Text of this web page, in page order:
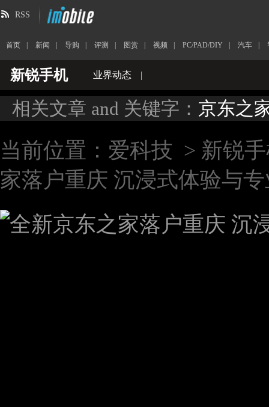
RSS
首页 新闻 导购 评测 图赏 视频 PC/PAD/DIY 汽车
新锐手机 业界动态 |
相关文章 and 关键字： 京东之
当前位置： 爱科技 > 新锐
家落户重庆 沉浸式体验与